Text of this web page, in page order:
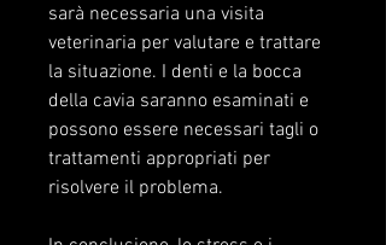
sarà necessaria una visita
veterinaria per valutare e trattare
la situazione. I denti e la bocca
della cavia saranno esaminati e
possono essere necessari tagli o
trattamenti appropriati per
risolvere il problema.